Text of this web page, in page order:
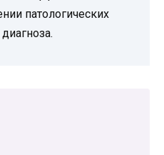
патологических